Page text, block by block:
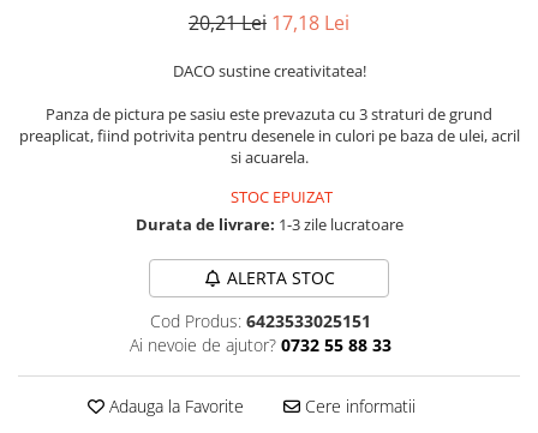
Paranormal
Parapsihologie
SelfConnect
20,21 Lei 17,18 Lei
DACO sustine creativitatea!
Panza de pictura pe sasiu este prevazuta cu 3 straturi de grund
preaplicat, fiind potrivita pentru desenele in culori pe baza de ulei, acril
si acuarela.
STOC EPUIZAT
Durata de livrare: 1-3 zile lucratoare
ALERTA STOC
Cod Produs: 6423533025151
Ai nevoie de ajutor? 0732 55 88 33
Adauga la Favorite Cere informatii